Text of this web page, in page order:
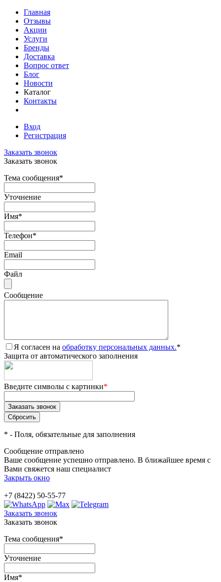
Главная
Отзывы
Акции
Услуги
Бренды
Доставка
Вопрос ответ
Блог
Новости
Каталог
Контакты
Вход
Регистрация
Заказать звонок
Заказать звонок
Тема сообщения*
Уточнение
Имя*
Телефон*
Email
Файл
Сообщение
Я согласен на обработку персональных данных.*
Защита от автоматического заполнения
Введите символы с картинки*
* - Поля, обязательные для заполнения
Сообщение отправлено
Ваше сообщение успешно отправлено. В ближайшее время с
Вами свяжется наш специалист
Закрыть окно
+7 (8422) 50-55-77
Заказать звонок
Заказать звонок
Тема сообщения*
Уточнение
Имя*